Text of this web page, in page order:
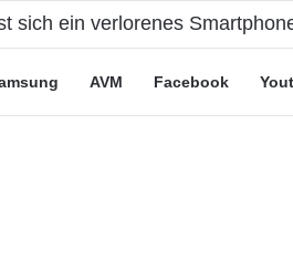
Tarife: Marketing-Trick oder
AVM Facebook